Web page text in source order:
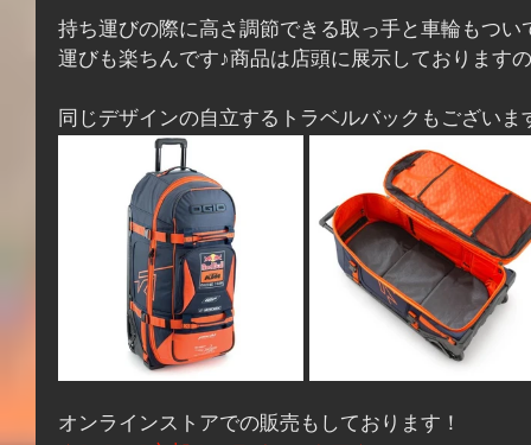
持ち運びの際に高さ調節できる取っ手と車輪もつ
運びも楽ちんです♪商品は店頭に展示しております
同じデザインの自立するトラベルバックもございま
オンラインストアでの販売もしております！